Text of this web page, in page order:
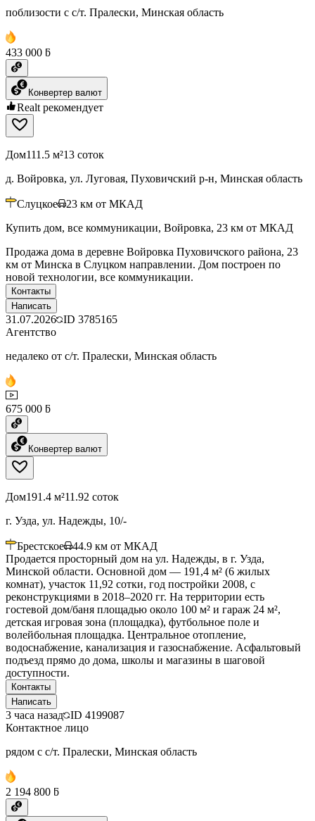
поблизости с с/т. Пралески, Минская область
433 000 ƃ
Конвертер валют
Realt рекомендует
Дом111.5 м²13 соток
д. Войровка, ул. Луговая, Пуховичский р-н, Минская область
Слуцкое 23 км от МКАД
Купить дом, все коммуникации, Войровка, 23 км от МКАД
Продажа дома в деревне Войровка Пуховичского района, 23
км от Минска в Слуцком направлении. Дом построен по
новой технологии, все коммуникации.
Контакты
Написать
31.07.2026 ID 3785165
Агентство
недалеко от с/т. Пралески, Минская область
675 000 ƃ
Конвертер валют
Дом191.4 м²11.92 соток
г. Узда, ул. Надежды, 10/-
Брестское 44.9 км от МКАД
Продается просторный дом на ул. Надежды, в г. Узда,
Минской области. Основной дом — 191,4 м² (6 жилых
комнат), участок 11,92 сотки, год постройки 2008, с
реконструкциями в 2018–2020 гг. На территории есть
гостевой дом/баня площадью около 100 м² и гараж 24 м²,
детская игровая зона (площадка), футбольное поле и
волейбольная площадка. Центральное отопление,
водоснабжение, канализация и газоснабжение. Асфальтовый
подъезд прямо до дома, школы и магазины в шаговой
доступности.
Контакты
Написать
3 часа назад ID 4199087
Контактное лицо
рядом с с/т. Пралески, Минская область
2 194 800 ƃ